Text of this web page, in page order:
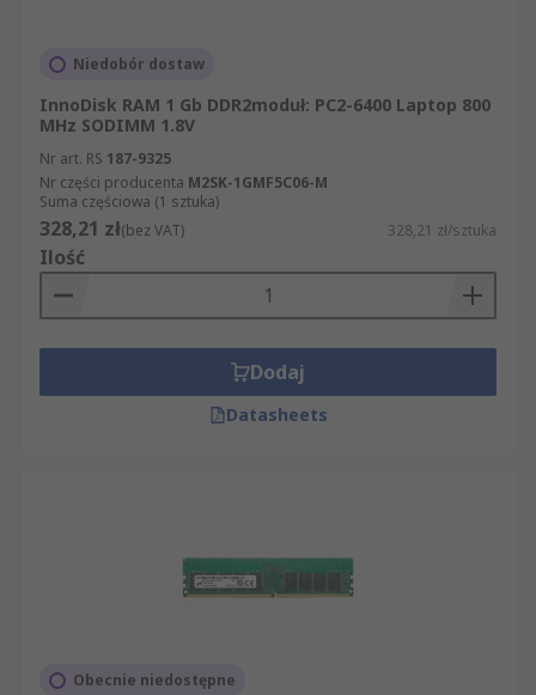
Niedobór dostaw
InnoDisk RAM 1 Gb DDR2moduł: PC2-6400 Laptop 800
MHz SODIMM 1.8V
Nr art. RS 187-9325
Nr części producenta M2SK-1GMF5C06-M
Suma częściowa (1 sztuka)
328,21 zł(bez VAT) 328,21 zł/sztuka
Ilość
Dodaj
Datasheets
Obecnie niedostępne